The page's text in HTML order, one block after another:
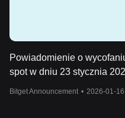
Powiadomienie o
spot w dniu 23 stycznia
Bitget Announcement • 2026-01-